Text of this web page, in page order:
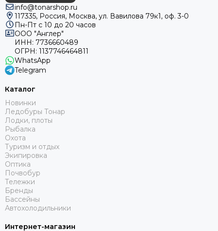
info@tonarshop.ru
117335, Россия, Москва, ул. Вавилова 79к1, оф. 3-0
Пн-Пт с 10 до 20 часов
ООО "Англер"
ИНН: 7736660489
ОГРН: 1137746464811
WhatsApp
Telegram
Каталог
Новинки
Ледобуры Тонар
Лодки, плоты
Рыбалка
Охота
Туризм и отдых
Экипировка
Оптика
Почвобур
Тележки
Бренды
Бассейны
Автохолодильники
Интернет-магазин